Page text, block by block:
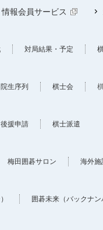
情報会員サービス
対局結果・予定
院生序列 棋士会
後援申請 棋士派遣
梅田囲碁サロン 海外施
囲碁未来（バックナン